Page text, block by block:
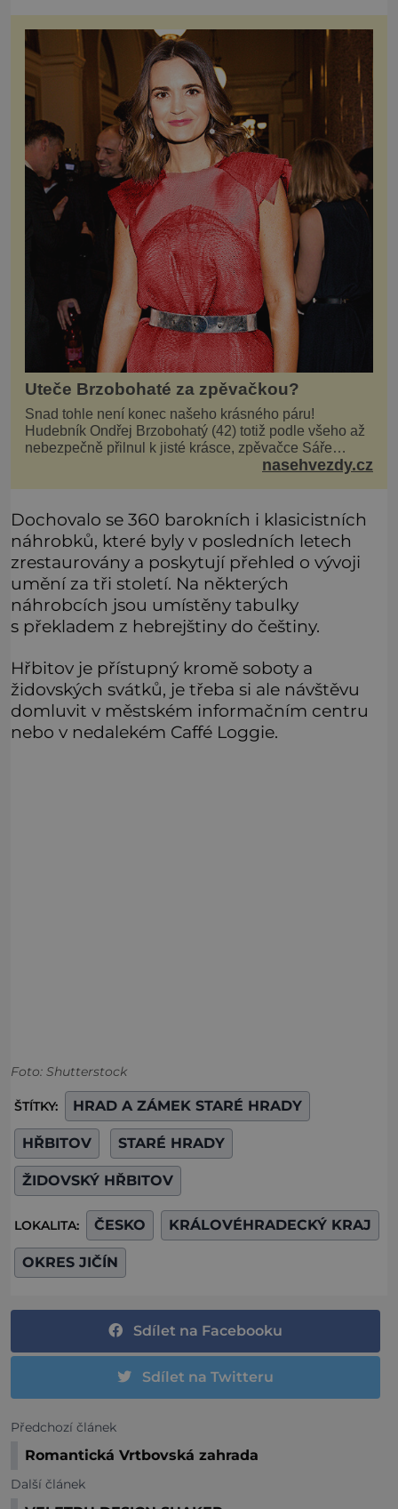
Uteče Brzobohaté za zpěvačkou?
Snad tohle není konec našeho krásného páru!
Hudebník Ondřej Brzobohatý (42) totiž podle všeho až
nebezpečně přilnul k jisté krásce, zpěvačce Sáře
Milfajtové (33), která jednou byla hostem v pořadu
nasehvezdy.cz
Dochovalo se 360 barokních i klasicistních
náhrobků, které byly v posledních letech
zrestaurovány a poskytují přehled o vývoji
umění za tři století. Na některých
náhrobcích jsou umístěny tabulky
s překladem z hebrejštiny do češtiny.
Hřbitov je přístupný kromě soboty a
židovských svátků, je třeba si ale návštěvu
domluvit v městském informačním centru
nebo v nedalekém Caffé Loggie.
Foto: Shutterstock
ŠTÍTKY: HRAD A ZÁMEK STARÉ HRADY
HŘBITOV STARÉ HRADY
ŽIDOVSKÝ HŘBITOV
LOKALITA: ČESKO KRÁLOVÉHRADECKÝ KRAJ
OKRES JIČÍN
Sdílet na Facebooku
Sdílet na Twitteru
Předchozí článek
Romantická Vrtbovská zahrada
Další článek